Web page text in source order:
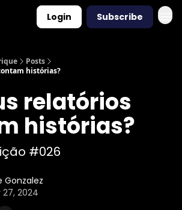
Login Subscribe
Posts
histórias?
relatórios
histórias?
#026
Gonzalez
2024